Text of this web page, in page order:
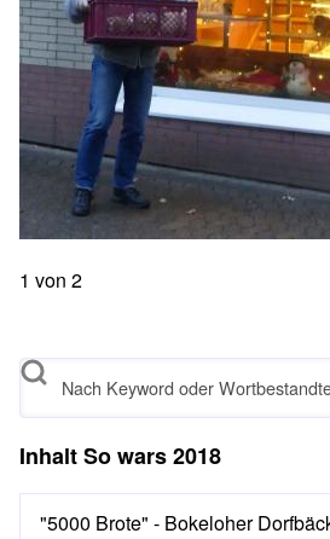
1 von 2
Search
Inhalt So wars 2018
"5000 Brote" - Bokeloher